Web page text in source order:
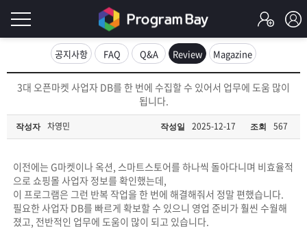
그
이
필
요
합
로
Q&A
프
로
프
공지사항 FAQ Q&A Review Magazine
3대 오픈마켓 사업자 DB를 한 번에 수집할 수 있어서 업무에 도움 많이
됩니다.
작성자 차영민 작성일 2025-12-17 조회 567
이전에는 G마켓이나 옥션, 스마트스토어를 하나씩 돌아다니며 비효율적
으로 쇼핑몰 사업자 정보를 확인했는데,
이 프로그램은 그런 반복 작업을 한 번에 해결해줘서 정말 편했습니다.
필요한 사업자 DB를 빠르게 확보할 수 있으니 영업 준비가 훨씬 수월해
졌고, 전반적인 업무에 도움이 많이 되고 있습니다.